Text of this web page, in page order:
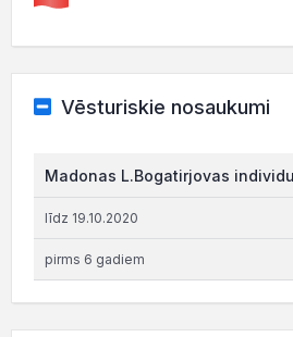
Vēsturiskie nosaukumi
Madonas L.Bogatirjovas
līdz 19.10.2020
pirms 6 gadiem